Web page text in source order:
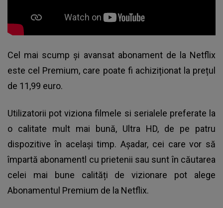
Cel mai scump și avansat abonament de la Netflix
este cel Premium, care poate fi achiziționat la prețul
de 11,99 euro.
Utilizatorii pot viziona filmele si serialele preferate la
o calitate mult mai bună, Ultra HD, de pe patru
dispozitive în același timp. Așadar, cei care vor să
împartă abonamentl cu prietenii sau sunt în căutarea
celei mai bune calități de vizionare pot alege
Abonamentul Premium de la Netflix.